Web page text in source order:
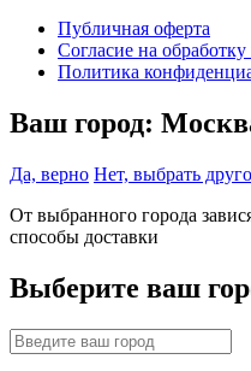
Публичная оферта
Согласие на
Политика
Ваш город:
Да, верно Нет, выбрать
От выбранного города
способы доставки
Выберите ваш